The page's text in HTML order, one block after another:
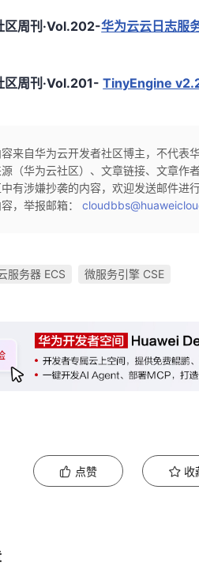
区周刊·Vol.202-华为云云日志服
区周刊·Vol.201- TinyEngine
容来自华为云开发者社区博主，不代
（华为云社区）、文章链接、文章作
有涉嫌抄袭的内容，欢迎发送邮件进
，举报邮箱：
服务器 ECS 微服务引擎 CSE
点赞 收